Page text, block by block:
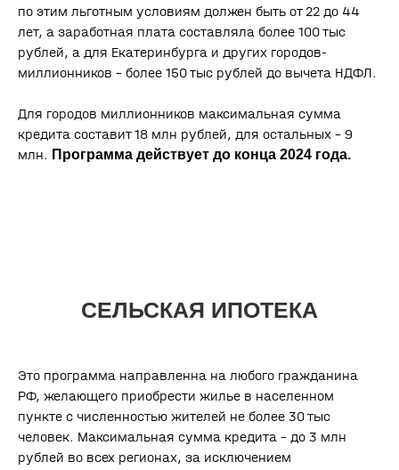
по этим льготным условиям должен быть от 22 до 44
лет, а заработная плата составляла более 100 тыс
рублей, а для Екатеринбурга и других городов-
миллионников – более 150 тыс рублей до вычета НДФЛ.
Для городов миллионников максимальная сумма
кредита составит 18 млн рублей, для остальных – 9
млн. Программа действует до конца 2024 года.
Это программа направленна на любого гражданина
РФ, желающего приобрести жилье в населенном
пункте с численностью жителей не более 30 тыс
человек. Максимальная сумма кредита – до 3 млн
рублей во всех регионах, за исключением
Вся информация, представленная на данном сайте, носит
исключительно информационный характер, не является
офертой или публичной офертой согласно ст. 435, п. 2 ст. 437 гк
рф. визуализации объекта являются ориентировочными.
Политика использования cookies